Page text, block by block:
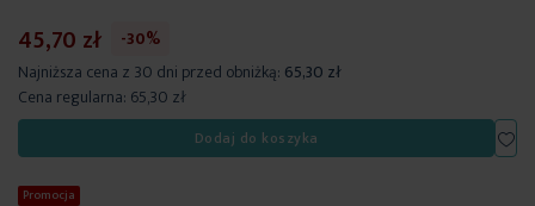
45,70 zł
-30%
Najniższa cena z 30 dni przed obniżką: 65,30 zł
Cena regularna: 65,30 zł
Dodaj do koszyka
Promocja